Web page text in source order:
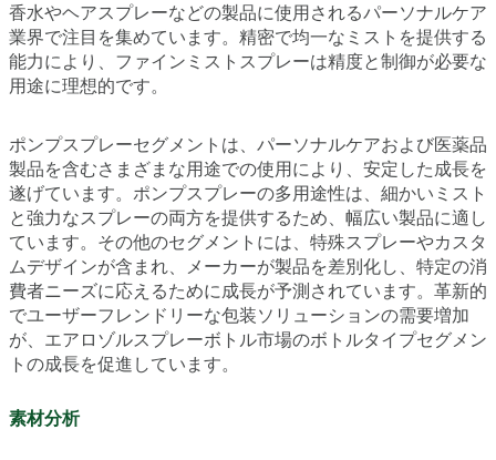
香水やヘアスプレーなどの製品に使用されるパーソナルケア
業界で注目を集めています。精密で均一なミストを提供する
能力により、ファインミストスプレーは精度と制御が必要な
用途に理想的です。
ポンプスプレーセグメントは、パーソナルケアおよび医薬品
製品を含むさまざまな用途での使用により、安定した成長を
遂げています。ポンプスプレーの多用途性は、細かいミスト
と強力なスプレーの両方を提供するため、幅広い製品に適し
ています。その他のセグメントには、特殊スプレーやカスタ
ムデザインが含まれ、メーカーが製品を差別化し、特定の消
費者ニーズに応えるために成長が予測されています。革新的
でユーザーフレンドリーな包装ソリューションの需要増加
が、エアロゾルスプレーボトル市場のボトルタイプセグメン
トの成長を促進しています。
素材分析